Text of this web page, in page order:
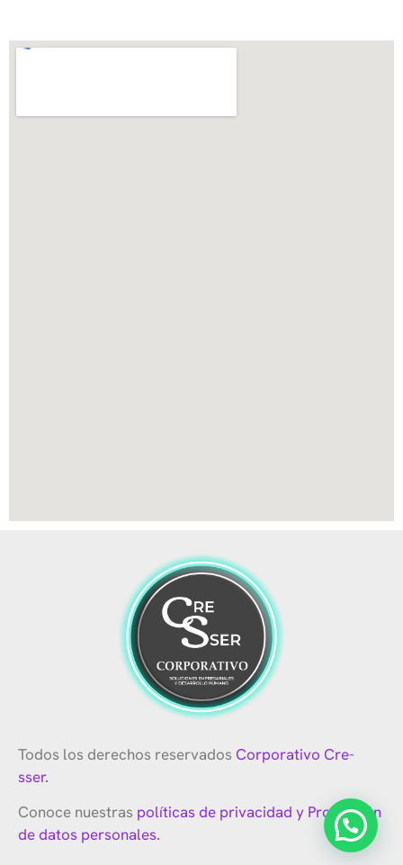
Todos los derechos reservados Corporativo Cre-
sser.
Conoce nuestras políticas de privacidad y Protección
de datos personales.